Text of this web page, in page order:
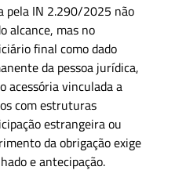
pela IN 2.290/2025 não
alcance, mas no
final como dado
da pessoa jurídica,
acessória vinculada a
com estruturas
estrangeira ou
da obrigação exige
e antecipação.